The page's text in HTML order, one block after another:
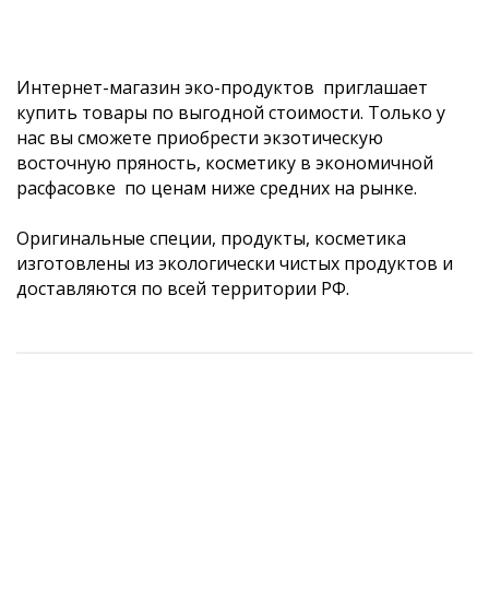
Интернет-магазин эко-продуктов приглашает
купить товары по выгодной стоимости. Только у
нас вы сможете приобрести экзотическую
восточную пряность, косметику в экономичной
расфасовке по ценам ниже средних на рынке.
Оригинальные специи, продукты, косметика
изготовлены из экологически чистых продуктов и
доставляются по всей территории РФ.